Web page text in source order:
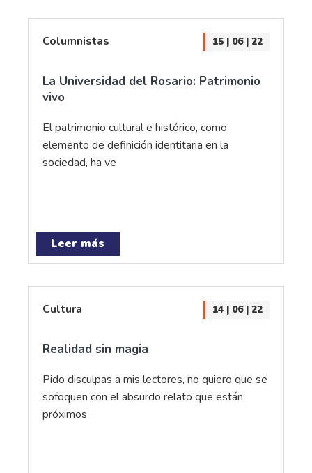
Columnistas 15 | 06 | 22
La Universidad del Rosario: Patrimonio
vivo
El patrimonio cultural e histórico, como
elemento de definición identitaria en la
sociedad, ha ve
Leer más
Cultura 14 | 06 | 22
Realidad sin magia
Pido disculpas a mis lectores, no quiero que se
sofoquen con el absurdo relato que están
próximos